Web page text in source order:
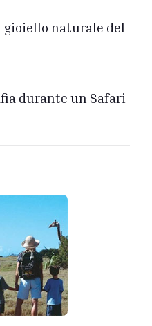
gioiello naturale del
durante un Safari